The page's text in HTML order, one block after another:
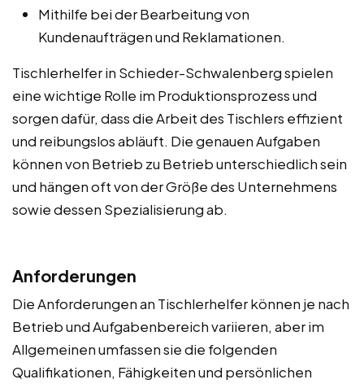
Mithilfe bei der Bearbeitung von
Kundenaufträgen und Reklamationen.
Tischlerhelfer in Schieder-Schwalenberg spielen
eine wichtige Rolle im Produktionsprozess und
sorgen dafür, dass die Arbeit des Tischlers effizient
und reibungslos abläuft. Die genauen Aufgaben
können von Betrieb zu Betrieb unterschiedlich sein
und hängen oft von der Größe des Unternehmens
sowie dessen Spezialisierung ab.
Anforderungen
Die Anforderungen an Tischlerhelfer können je nach
Betrieb und Aufgabenbereich variieren, aber im
Allgemeinen umfassen sie die folgenden
Qualifikationen, Fähigkeiten und persönlichen